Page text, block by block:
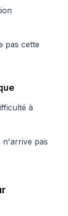
pas cette
à
pas